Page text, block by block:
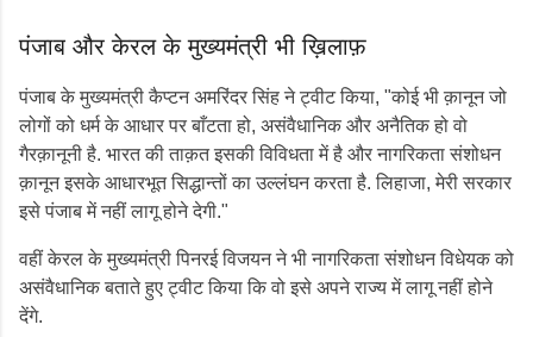
पंजाब और केरल के मुख्यमंत्री भी ख़िलाफ़
पंजाब के मुख्यमंत्री कैप्टन अमरिंदर सिंह ने ट्वीट किया, "कोई भी क़ानून जो
लोगों को धर्म के आधार पर बाँटता हो, असंवैधानिक और अनैतिक हो वो
गैरक़ानूनी है. भारत की ताक़त इसकी विविधता में है और नागरिकता संशोधन
क़ानून इसके आधारभूत सिद्धान्तों का उल्लंघन करता है. लिहाजा, मेरी सरकार
इसे पंजाब में नहीं लागू होने देगी."
वहीं केरल के मुख्यमंत्री पिनरई विजयन ने भी नागरिकता संशोधन विधेयक को
असंवैधानिक बताते हुए ट्वीट किया कि वो इसे अपने राज्य में लागू नहीं होने
देंगे.